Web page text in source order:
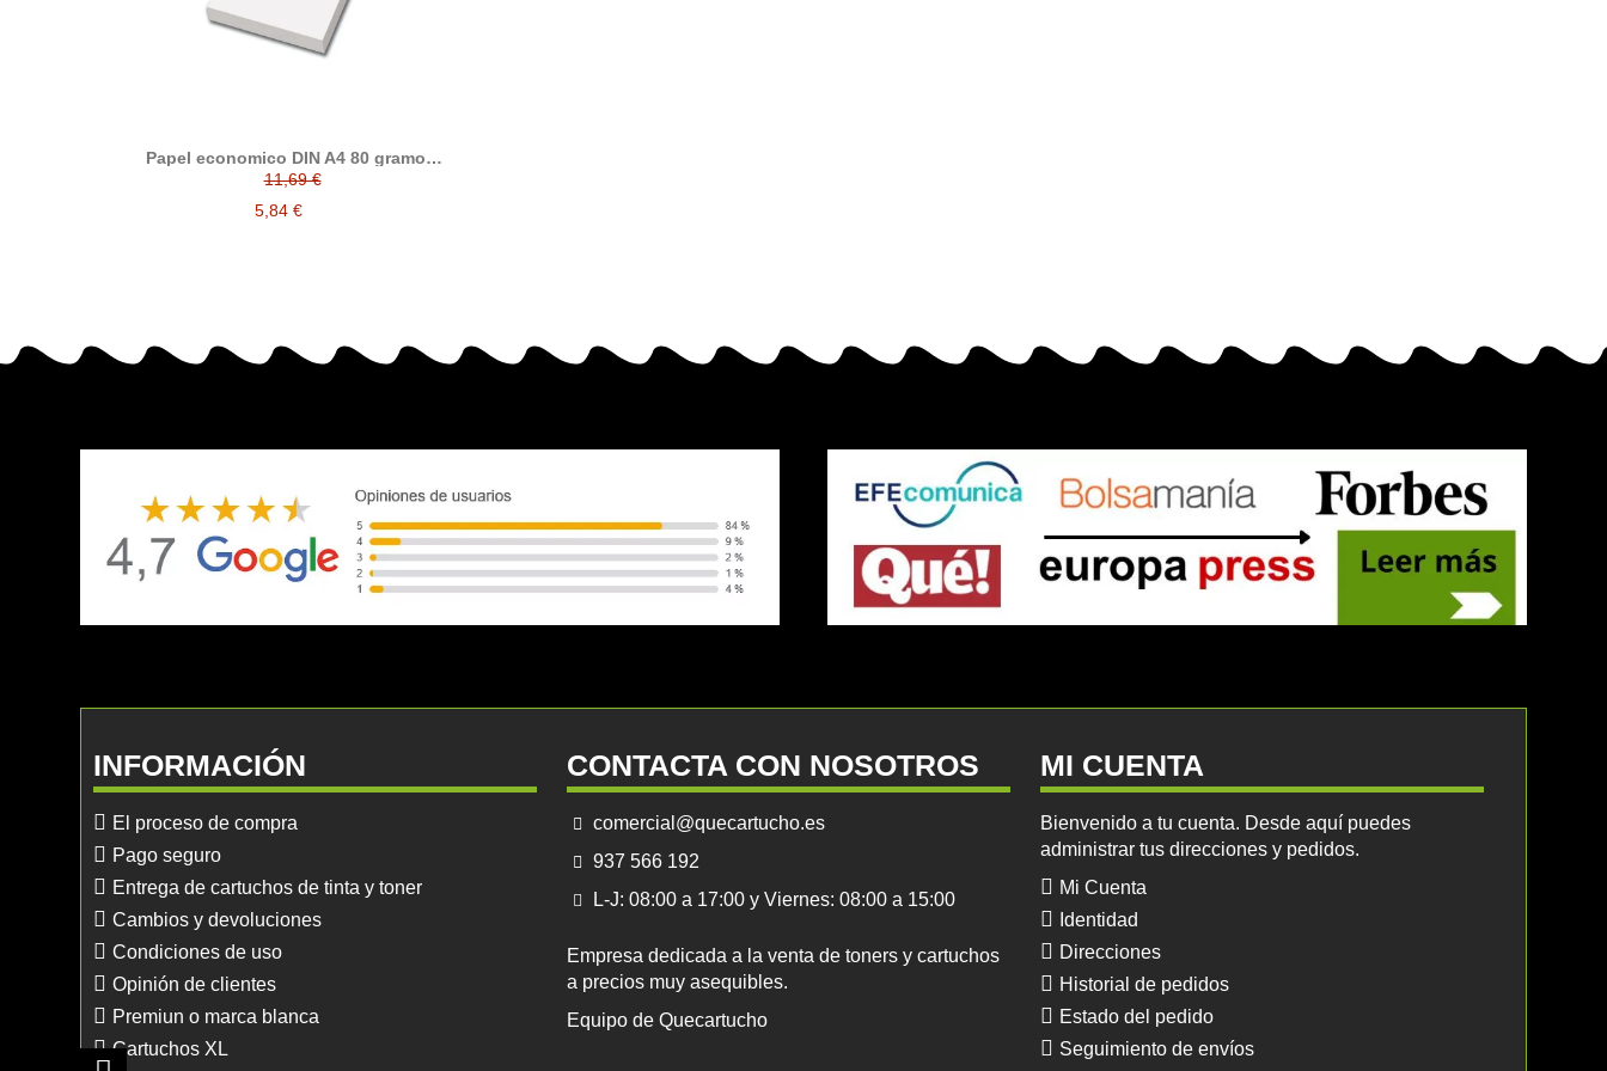
Papel economico DIN A4 80 gramos,
paquete 500 folios
11,69 €
5,84 €
INFORMACIÓN
El proceso de compra
Pago seguro
Entrega de cartuchos de tinta y toner
Cambios y devoluciones
Condiciones de uso
Opinión de clientes
Premiun o marca blanca
Cartuchos XL
CONTACTA CON NOSOTROS
comercial@quecartucho.es
937 566 192
L-J: 08:00 a 17:00 y Viernes: 08:00 a 15:00
Empresa dedicada a la venta de toners y cartuchos
a precios muy asequibles.
Equipo de Quecartucho
MI CUENTA
Bienvenido a tu cuenta. Desde aquí puedes
administrar tus direcciones y pedidos.
Mi Cuenta
Identidad
Direcciones
Historial de pedidos
Estado del pedido
Seguimiento de envíos